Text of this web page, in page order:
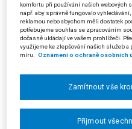
Žalobce podal proti
rozhodnutími žalovaného [zde
účinností od 1. 1. 2013 bylo dle §
Finanční správě České republiky,
ve smyslu § 7 písm. a) zákona č.
Žalobce napadl rozhodnutí
žalobami u Krajského soudu v
projednání a rozsudkem ze dne
komfortu při používání našich webových
např. aby správně fungovalo
reklamou nebo abychom měli dostatek
potřebujeme souhlas se zpracováním
dočasně ukládají ve vašem prohlížeči.
využijeme ke zlepšování našich služeb a
míru.
Oznámení o ochraně osobních
Zamítnout vše
Přijmout